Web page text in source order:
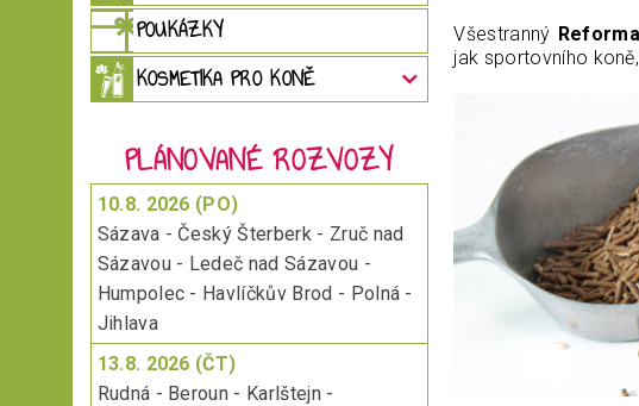
POUKÁZKY
KOSMETIKA PRO KONĚ
PLÁNOVANÉ ROZVOZY
10.8. 2026 (PO)
Sázava - Český Šterberk - Zruč nad
Sázavou - Ledeč nad Sázavou -
Humpolec - Havlíčkův Brod - Polná -
Jihlava
13.8. 2026 (ČT)
Rudná - Beroun - Karlštejn -
Všestranný
jak sportovního